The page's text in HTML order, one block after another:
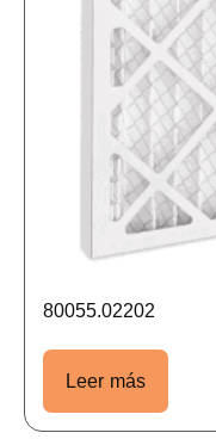
80055.02202
Leer más